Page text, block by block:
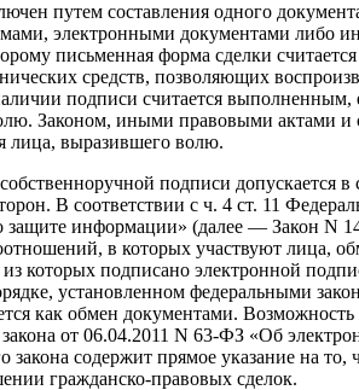
путем составления одного
электронными документами либо
письменная форма сделки
средств, позволяющих
подписи считается выполненным,
Законом, иными правовыми актами и
лица, выразившего волю.
подписи допускается в
В соответствии с ч. 4 ст. 11
информации» (далее — Закон N
в которых участвуют лица,
которых подписано электронной
установленном федеральными
как обмен документами. Возможность
от 06.04.2011 N 63-ФЗ «Об
содержит прямое указание на то,
гражданско-правовых сделок.